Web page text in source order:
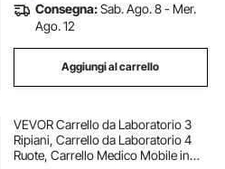
Consegna:Sab. Ago. 8 - Mer.
Ago. 12
Aggiungi al carrello
VEVOR Carrello da Laboratorio 3
Ripiani, Carrello da Laboratorio 4
Ruote, Carrello Medico Mobile in